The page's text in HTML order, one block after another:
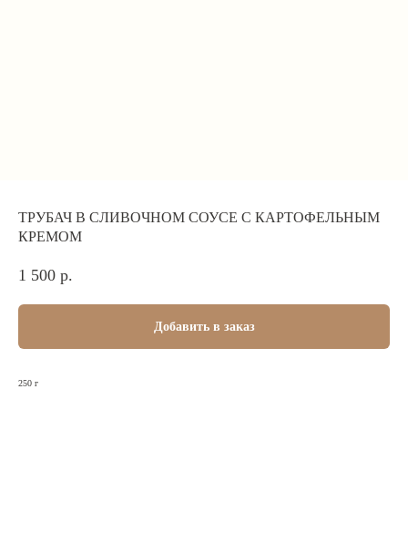
ТРУБАЧ В СЛИВОЧНОМ СОУСЕ С КАРТОФЕЛЬНЫМ
КРЕМОМ
1 500 р.
Добавить в заказ
250 г